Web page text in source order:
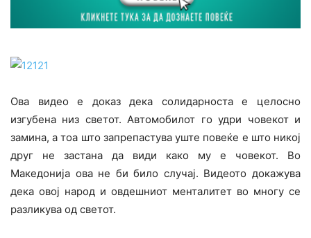
Oва видео е доказ дека солидарноста е целосно
изгубена низ светот. Автомобилот го удри човекот и
замина, a тоа што запрепастува уште повеќе е што никој
друг не застана да види како му е човекот. Во
Македонија ова не би било случај. Видеото докажува
дека овој народ и овдешниот менталитет во многу се
разликува од светот.